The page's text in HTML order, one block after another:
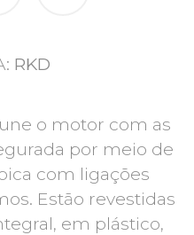
RKD
o motor com as
por meio de
com ligações
Estão revestidas
em plástico,